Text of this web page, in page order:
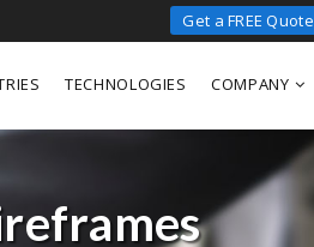
Get a FREE Quote
TECHNOLOGIES COMPANY